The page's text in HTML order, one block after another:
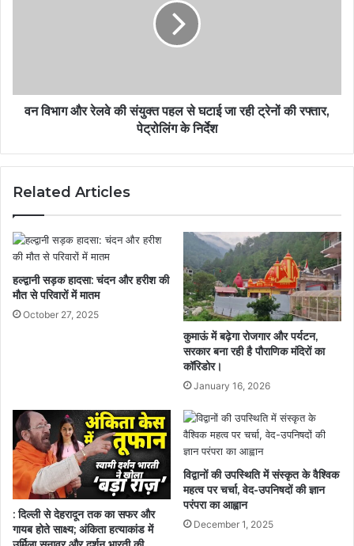
वन विभाग और रेलवे की संयुक्त पहल से घटाई जा रही ट्रेनों की रफ्तार,
पेट्रोलिंग के निर्देश
Related Articles
हल्द्वानी सड़क हादसा: चंदन और हरीश की
मौत से परिवारों में मातम
October 27, 2025
कुमाऊं में बढ़ेगा रोजगार और पर्यटन,
सरकार बना रही है पौराणिक मंदिरों का
कॉरिडोर।
January 16, 2026
: दिल्ली से देहरादून तक का सफर और
गायब होते साक्ष्य; अंकिता हत्याकांड में
विद्वानों की उपस्थिति में संस्कृत के वैश्विक
महत्व पर चर्चा, वेद-उपनिषदों की ज्ञान
परंपरा का आह्वान
December 1, 2025